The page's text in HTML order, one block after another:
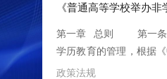
学生技术技能培养质
模，打开中职学生的成
展有通道；二是优化布
《普通高等学校举办
第一章 总则 第一条
学历教育的管理，根据
第二条 本规定所称非学
政策法规